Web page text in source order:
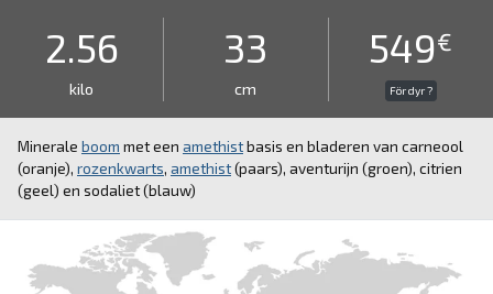
2.56
kilo
33
cm
549€
För dyr ?
Minerale boom met een amethistbasis en bladeren van carneool
(oranje), rozenkwarts, amethist(paars), aventurijn (groen), citrien
(geel) en sodaliet (blauw)